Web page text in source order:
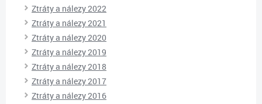
Ztráty a nálezy 2022
Ztráty a nálezy 2021
Ztráty a nálezy 2020
Ztráty a nálezy 2019
Ztráty a nálezy 2018
Ztráty a nálezy 2017
Ztráty a nálezy 2016